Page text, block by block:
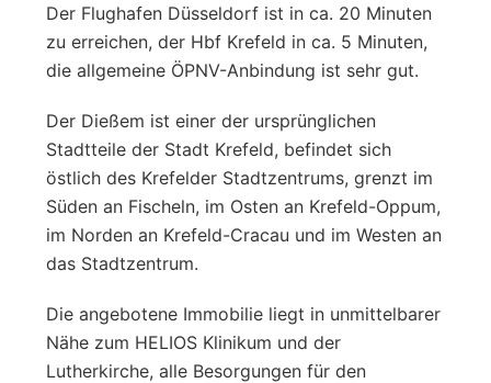
Der Flughafen Düsseldorf ist in ca. 20 Minuten
zu erreichen, der Hbf Krefeld in ca. 5 Minuten,
die allgemeine ÖPNV-Anbindung ist sehr gut.
Der Dießem ist einer der ursprünglichen
Stadtteile der Stadt Krefeld, befindet sich
östlich des Krefelder Stadtzentrums, grenzt im
Süden an Fischeln, im Osten an Krefeld-Oppum,
im Norden an Krefeld-Cracau und im Westen an
das Stadtzentrum.
Die angebotene Immobilie liegt in unmittelbarer
Nähe zum HELIOS Klinikum und der
Lutherkirche, alle Besorgungen für den